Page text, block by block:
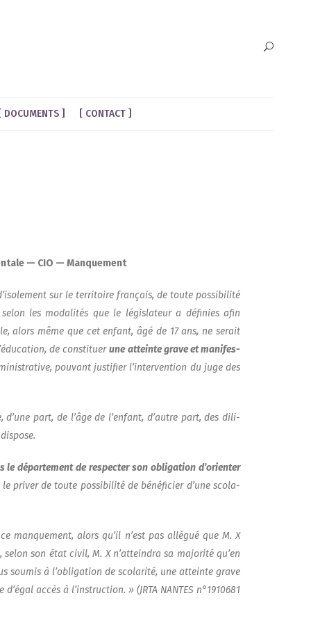
DOCUMENTS CONTACT
— CIO — Manquement
sur le ter­ri­toire fran­çais, de toute pos­si­bi­li­té
les moda­li­tés que le légis­la­teur a défi­nies afin
alors même que cet enfant, âgé de 17 ans, ne serait
de consti­tuerune atteinte grave et mani­fes­
pou­vant jus­ti­fier l’intervention du juge des
part, de l’âge de l’enfant, d’autre part, des dili­
le dépar­te­ment de res­pec­ter son obli­ga­tion d’orienter
pri­ver de toute pos­si­bi­li­té de béné­fi­cier d’une sco­la­
man­que­ment, alors qu’il n’est pas allé­gué que M. X
son état civil, M. X n’atteindra sa majo­ri­té qu’en
sou­mis à l’obligation de sco­la­ri­té, une atteinte grave
accès à l’instruction. » (JRTA NANTES n°1910681